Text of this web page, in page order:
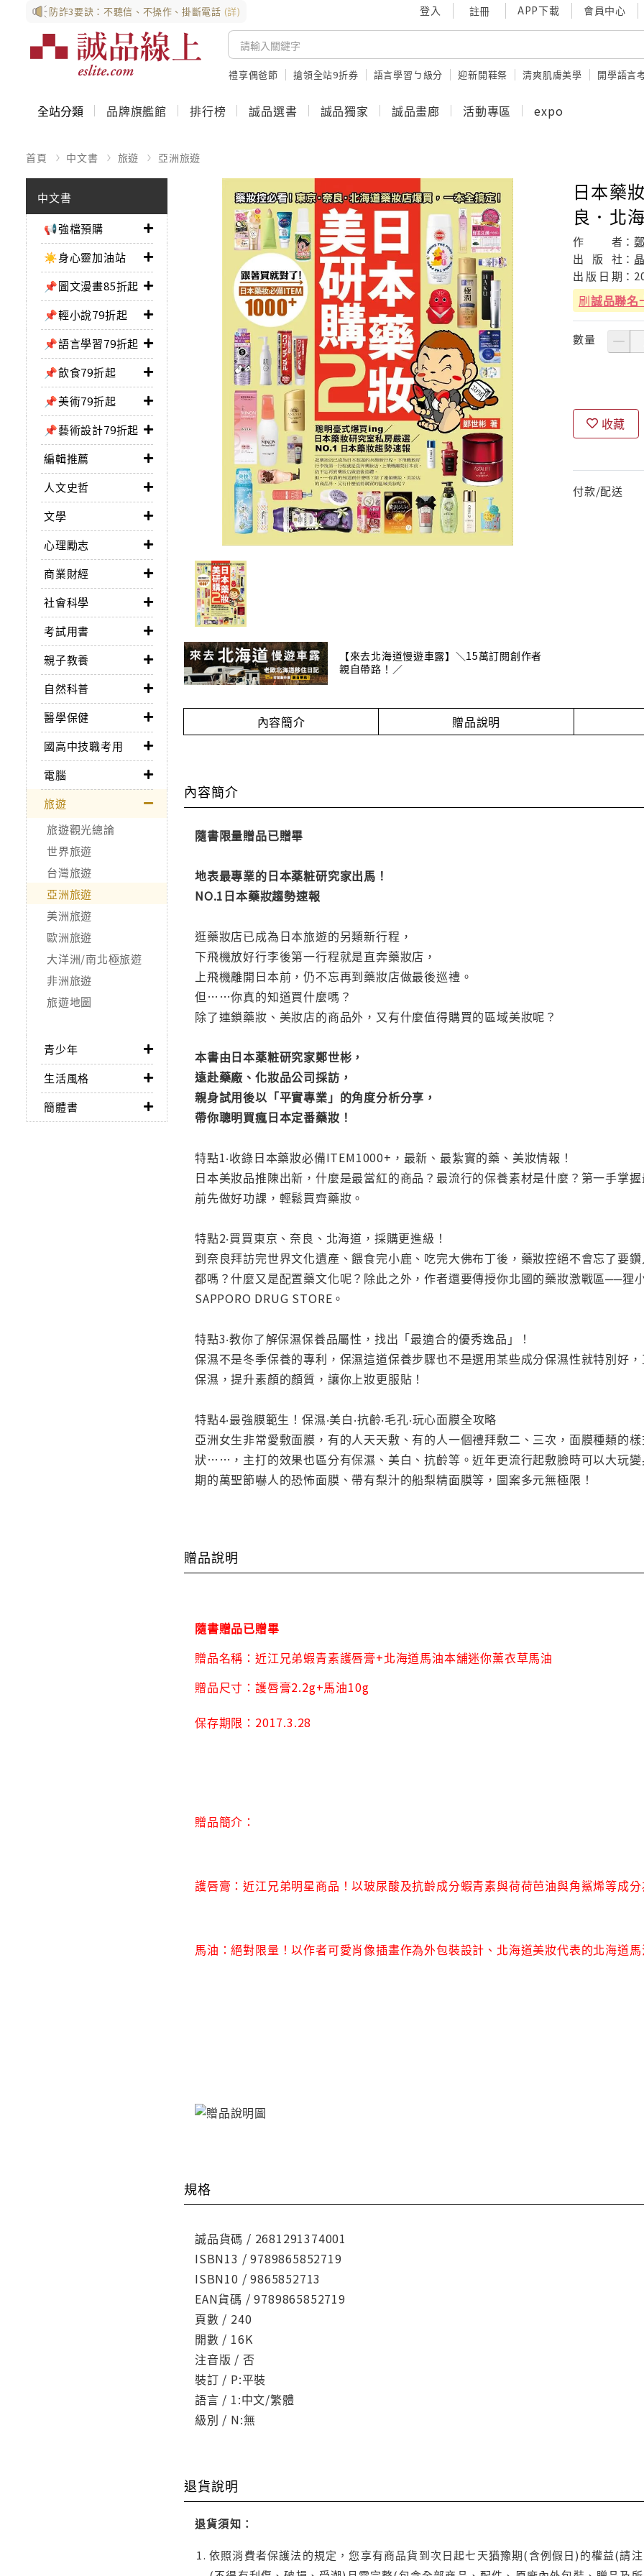
防詐3要訣：不聽信、不操作、掛斷電話 (詳) 登入 註冊 APP下載 會員中心
禮享偶爸節 搶領全站9折券 語言學習ㄅ級分 迎新開鞋祭 清爽肌膚美學 開學語言
全站分類 品牌旗艦館 排行榜 誠品選書 誠品獨家 誠品畫廊 活動專區 expo
首頁 中文書 旅遊 亞洲旅遊
中文書
📢強檔預購
☀️身心靈加油站
📌圖文漫畫85折起
📌輕小說79折起
📌語言學習79折起
📌飲食79折起
📌美術79折起
📌藝術設計79折起
編輯推薦
人文史哲
文學
心理勵志
商業財經
社會科學
考試用書
親子教養
自然科普
醫學保健
國高中技職考用
電腦
旅遊
旅遊觀光總論
世界旅遊
台灣旅遊
亞洲旅遊
美洲旅遊
歐洲旅遊
大洋洲/南北極旅遊
非洲旅遊
旅遊地圖
青少年
生活風格
簡體書
【來去北海道慢遊車露】＼15萬訂閱創作者
親自帶路！／
日本藥
良．北
作 者：
出
版 社：
出 版 日 期：
刷誠品聯名
數量
收藏
付款/配送
內容簡介 贈品說明
內容簡介
隨書限量贈品已贈畢
地表最專業的日本薬粧研究家出馬！
NO.1日本藥妝趨勢速報
逛藥妝店已成為日本旅遊的另類新行程，
下飛機放好行李後第一行程就是直奔藥妝店，
上飛機離開日本前，仍不忘再到藥妝店做最後巡禮。
但……你真的知道買什麼嗎？
除了連鎖藥妝、美妝店的商品外，又有什麼值得購買的區域美妝呢？
本書由日本薬粧研究家鄭世彬，
遠赴藥廠、化妝品公司採訪，
親身試用後以「平實專業」的角度分析分享，
帶你聰明買瘋日本定番藥妝！
特點1‧收錄日本藥妝必備ITEM1000+，最新、最紮實的藥、美妝情報！
日本美妝品推陳出新，什麼是最當紅的商品？最流行的保養素材是什麼？第一手掌
前先做好功課，輕鬆買齊藥妝。
特點2‧買買東京、奈良、北海道，採購更進級！
到奈良拜訪完世界文化遺產、餵食完小鹿、吃完大佛布丁後，藥妝控絕不會忘了要
都嗎？什麼又是配置藥文化呢？除此之外，作者還要傳授你北國的藥妝激戰區──狸
SAPPORO DRUG STORE。
特點3‧教你了解保濕保養品屬性，找出「最適合的優秀逸品」！
保濕不是冬季保養的專利，保濕這道保養步驟也不是選用某些成分保濕性就特別好
保濕，提升素顏的顏質，讓你上妝更服貼！
特點4‧最強膜範生！保濕‧美白‧抗齡‧毛孔‧玩心面膜全攻略
亞洲女生非常愛敷面膜，有的人天天敷、有的人一個禮拜敷二、三次，面膜種類的
狀……，主打的效果也區分有保濕、美白、抗齡等。近年更流行起敷臉時可以大玩
期的萬聖節嚇人的恐怖面膜、帶有梨汁的船梨精面膜等，圖案多元無極限！
贈品說明
隨書贈品已贈畢
贈品名稱：近江兄弟蝦青素護唇膏+北海道馬油本舖迷你薰衣草馬油
贈品尺寸：護唇膏2.2g+馬油10g
保存期限： 2017.3.28
贈品簡介 ：
護唇膏：近江兄弟明星商品！以玻尿酸及抗齡成分蝦青素與荷荷芭油與角鯊烯等成
馬油：絕對限量！以作者可愛肖像插畫作為外包裝設計、北海道美妝代表的北海道
規格
誠品貨碼 / 2681291374001
ISBN13 / 9789865852719
ISBN10 / 9865852713
EAN貨碼 / 9789865852719
頁數 / 240
開數 / 16K
注音版 / 否
裝訂 / P:平裝
語言 / 1:中文/繁體
級別 / N:無
退貨說明
退貨須知：
依照消費者保護法的規定，您享有商品貨到次日起七天猶豫期(含例假日)的權益(請